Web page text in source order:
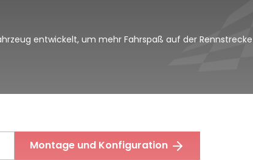
entwickelt, um mehr Fahrspaß auf der
Montage und Konfiguration